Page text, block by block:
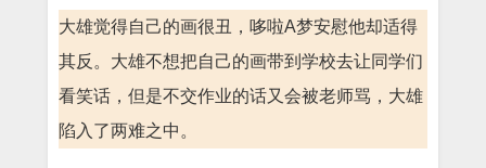
大雄觉得自己的画很丑，哆啦A梦安慰他却适得
其反。大雄不想把自己的画带到学校去让同学们
看笑话，但是不交作业的话又会被老师骂，大雄
陷入了两难之中。